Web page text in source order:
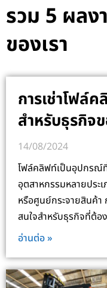
รวม 5 ผลง
ของเรา
การเช่าโฟล์
สำหรับธุรกิจ
14/08/2024
โฟล์คลิฟท์เป็นอุปกรณ์
อุตสาหกรรมหลายประ
หรือศูนย์กระจายสินค้า
สนใจสำหรับธุรกิจที่ต้อ
อ่านต่อ »